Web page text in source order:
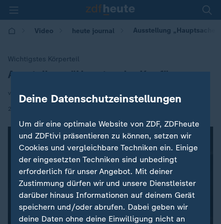
Video heute journal Ausstellung „Hauptsache
Wichtigstes Körperteil
:
Ausstellung "Hauptsache Kopf"
von Peter Kunz
28.01.2019 | 21:40
Deine Datenschutzeinstellungen
Um dir eine optimale Website von ZDF, ZDFheute
und ZDFtivi präsentieren zu können, setzen wir
Cookies und vergleichbare Techniken ein. Einige
der eingesetzten Techniken sind unbedingt
erforderlich für unser Angebot. Mit deiner
Zustimmung dürfen wir und unsere Dienstleister
darüber hinaus Informationen auf deinem Gerät
speichern und/oder abrufen. Dabei geben wir
deine Daten ohne deine Einwilligung nicht an